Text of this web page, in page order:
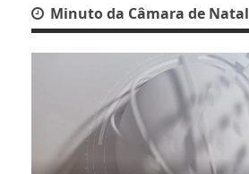
Minuto da Câmara de Natal